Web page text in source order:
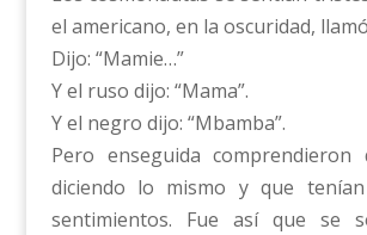
el americano, en la oscuridad,
Dijo: “Mamie…”
Y el ruso dijo: “Mama”.
Y el negro dijo: “Mbamba”.
Pero enseguida comprendieron
diciendo lo mismo y que
sentimientos. Fue así que se